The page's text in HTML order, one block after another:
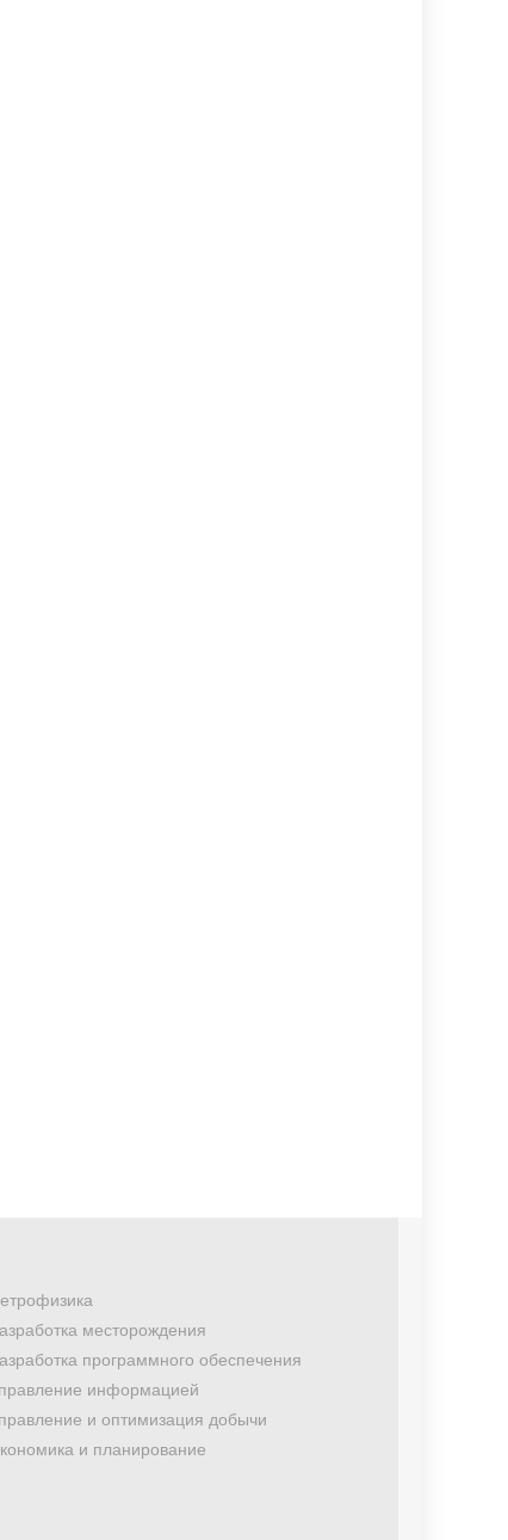
месторождения
программного обеспечения
информацией
и оптимизация добычи
и планирование